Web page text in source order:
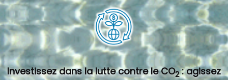
Investissez dans la lutte contre le CO2 : agissez